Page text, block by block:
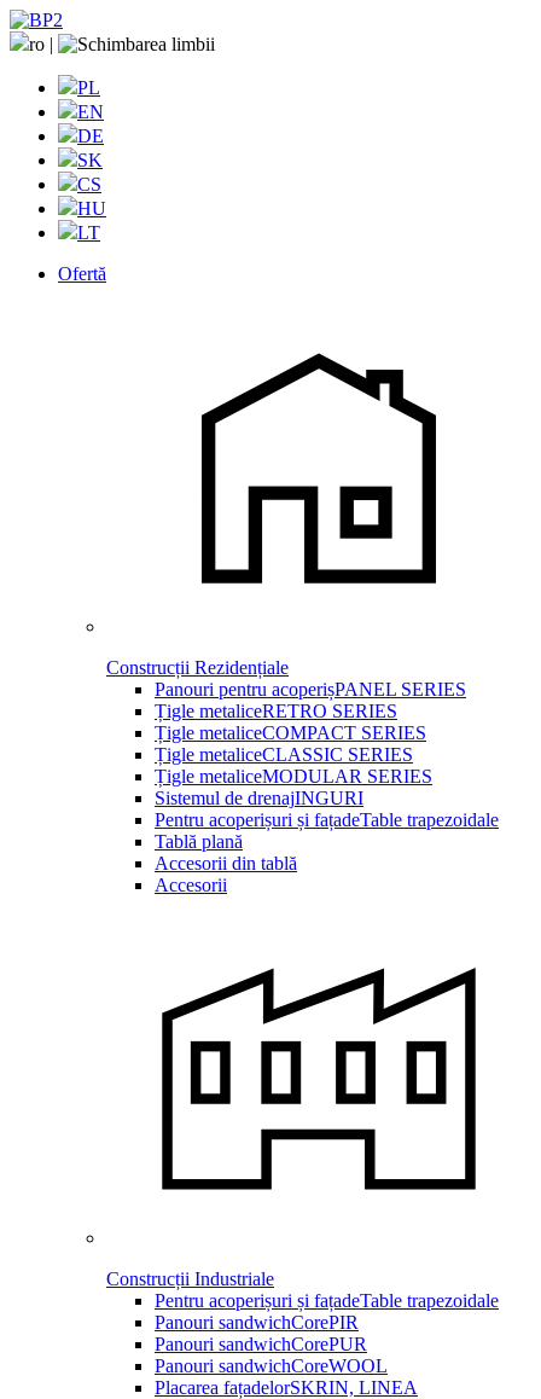
ro |
PL
EN
DE
SK
CS
HU
LT
Ofertă
Construcții Rezidențiale
Panouri pentru acoperișPANEL SERIES
Țigle metaliceRETRO SERIES
Țigle metaliceCOMPACT SERIES
Țigle metaliceCLASSIC SERIES
Țigle metaliceMODULAR SERIES
Sistemul de drenajINGURI
Pentru acoperișuri și fațadeTable trapezoidale
Tablă plană
Accesorii din tablă
Accesorii
Construcții Industriale
Pentru acoperișuri și fațadeTable trapezoidale
Panouri sandwichCorePIR
Panouri sandwichCorePUR
Panouri sandwichCoreWOOL
Placarea fațadelorSKRIN, LINEA